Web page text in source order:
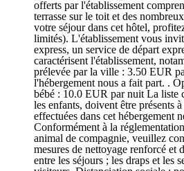
offerts par l'établissement
terrasse sur le toit et des
votre séjour dans cet hôtel,
limités). L'établissement vous
express, un service de départ
caractérisent l'établissement,
prélevée par la ville : 3.50 EUR
l'hébergement nous a fait part. .
bébé : 10.0 EUR par nuit La liste
les enfants, doivent être présents
effectuées dans cet hébergement
Conformément à la
animal de compagnie, veuillez
mesures de nettoyage renforcé et
entre les séjours ; les draps et les